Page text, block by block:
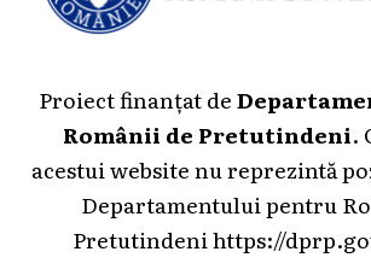
Proiect finanțat de
Românii de Pretutindeni.
acestui website nu reprezintă
Departamentului pentru
Pretutindenihttps://